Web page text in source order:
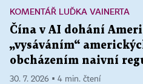
KOMENTÁŘ LUĎKA VAINERTA
Čína v AI dohání
„vysáváním“
obcházením naivní
30. 7. 2026 ▪ 4 min. čtení